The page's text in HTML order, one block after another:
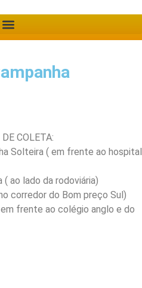
COLETA:
Solteira ( em frente ao hospital
ao lado da rodoviária)
corredor do Bom preço Sul)
frente ao colégio anglo e do